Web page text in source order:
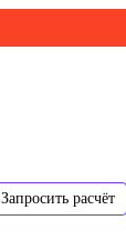
Запросить расчёт